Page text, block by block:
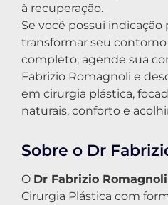
à recuperação.
Se você possui indicação
transformar seu
completo, agende sua
Fabrizio Romagnoli e
em cirurgia plástica,
naturais, conforto e
Sobre o Dr
O Dr Fabrizio Romagnoli
Cirurgia Plástica com